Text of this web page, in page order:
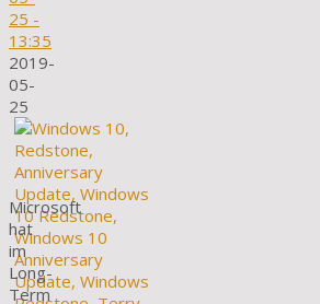
25 -
13:35
2019-
05-
25
Microsoft
hat
im
Long-
Term